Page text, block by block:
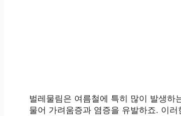
벌레물림은 여름철에 특히 많이 발생
물어 가려움증과 염증을 유발하죠. 이